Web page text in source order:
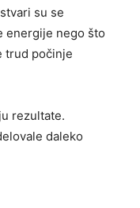
su se
energije nego što
trud počinje
rezultate.
daleko